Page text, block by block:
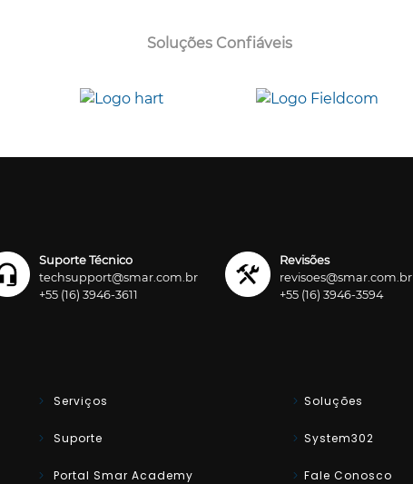
Soluções Confiáveis
Suporte Técnico
techsupport@smar.com.br
+55 (16) 3946-3611
Revisões
revisoes@smar.com.br
+55 (16) 3946-3594
Serviços
Suporte
Portal Smar Academy
Soluções
System302
Fale Conosco